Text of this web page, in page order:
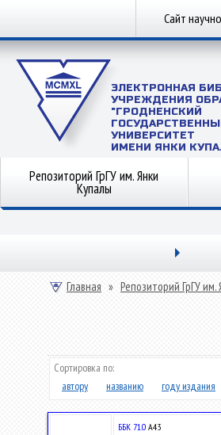
Сайт
ЭЛЕКТРОННАЯ
УЧРЕЖДЕНИЯ
"ГРОДНЕНСКИЙ
УНИВЕРСИТЕТ
ИМЕНИ ЯНКИ
Репозиторий ГрГУ им. Янки
Купалы
Главная » Репозиторий ГрГУ им.
Сортировка по:
автору
названию году издания
ББК 71.0 А43